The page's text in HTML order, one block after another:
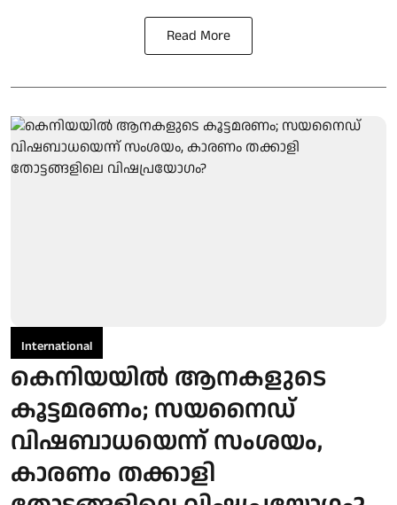
Read More
International
കെനിയയില്‍ ആനകളുടെ
കൂട്ടമരണം; സയനൈഡ്
വിഷബാധയെന്ന് സംശയം,
കാരണം തക്കാളി